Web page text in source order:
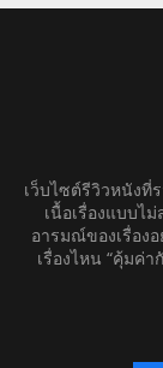
เว็บไซต์รีวิวหนังที่
เนื้อเรื่องแบบไ
อารมณ์ของเรื่อง
เรื่องไหน “คุ้มค่